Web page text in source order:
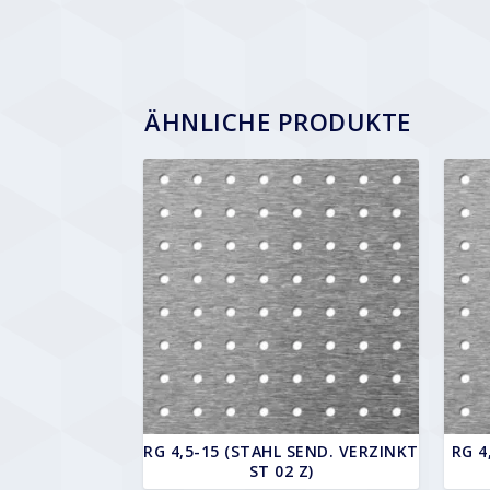
ÄHNLICHE PRODUKTE
RG 4,5-15 (STAHL SEND. VERZINKT
ST 02 Z)
RG